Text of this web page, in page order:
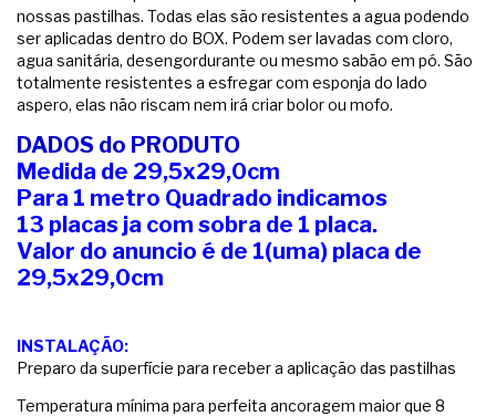
nossas pastilhas. Todas elas são resistentes a agua podendo
ser aplicadas dentro do BOX. Podem ser lavadas com cloro,
agua sanitária, desengordurante ou mesmo sabão em pó. São
totalmente resistentes a esfregar com esponja do lado
aspero, elas não riscam nem irá criar bolor ou mofo.
DADOS do PRODUTO
Medida de 29,5x29,0cm
Para 1 metro Quadrado indicamos
13 placas ja com sobra de 1 placa.
Valor do anuncio é de 1(uma) placa de
29,5x29,0cm
INSTALAÇÃO:
Preparo da superfície para receber a aplicação das pastilhas
Temperatura mínima para perfeita ancoragem maior que 8